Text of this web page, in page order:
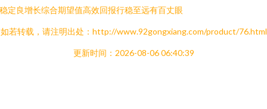
定良增长综合期望值高效回报行稳至远有百丈眼
如若转载，请注明出处：http://www.92gongxiang.com/product/76.html
更新时间：2026-08-06 06:40:39